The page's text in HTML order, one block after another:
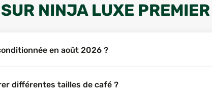
NINJA LUXE PREMIER
en août 2026 ?
différentes tailles de café ?